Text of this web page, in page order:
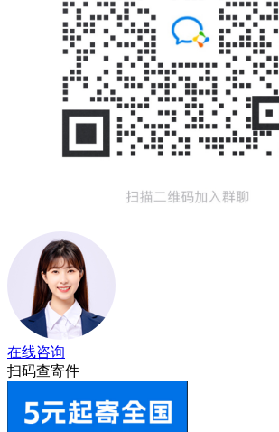
在线咨询
扫码查寄件